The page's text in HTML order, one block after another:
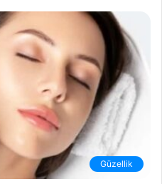
Güzellik